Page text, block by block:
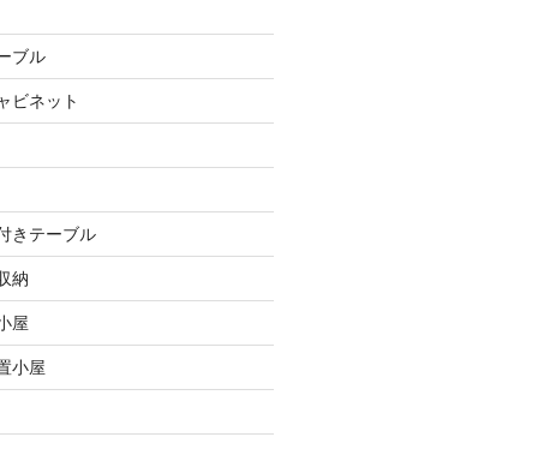
ブル
ビネット
きテーブル
納
屋
小屋